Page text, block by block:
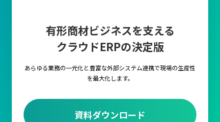
有形商材ビジネスを支える
クラウドERPの決定版
あらゆる業務の一元化と豊富な外部システム連携で現場の生産性
を最大化します。
資料ダウンロード